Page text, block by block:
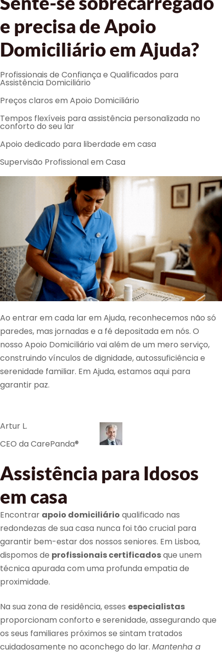
Ao entrar em cada lar em Ajuda, reconhecemos não só
paredes, mas jornadas e a fé depositada em nós. O
nosso Apoio Domiciliário vai além de um mero serviço,
construindo vínculos de dignidade, autossuficiência e
serenidade familiar. Em Ajuda, estamos aqui para
garantir paz.
Artur L.
CEO da CarePanda®
e precisa de Apoio
Domiciliário em Ajuda?
Profissionais de Confiança e Qualificados para
Assistência Domiciliário
Preços claros em Apoio Domiciliário
Tempos flexíveis para assistência personalizada no
conforto do seu lar
Apoio dedicado para liberdade em casa
Supervisão Profissional em Casa
Assistência para Idosos
em casa
Encontrar apoio domiciliário qualificado nas
redondezas de sua casa nunca foi tão crucial para
garantir bem-estar dos nossos seniores. Em Lisboa,
dispomos de profissionais certificadosque unem
técnica apurada com uma profunda empatia de
proximidade.
Na sua zona de residência, esses especialistas
proporcionam conforto e serenidade, assegurando que
os seus familiares próximos se sintam tratados
cuidadosamente no aconchego do lar. Mantenha a